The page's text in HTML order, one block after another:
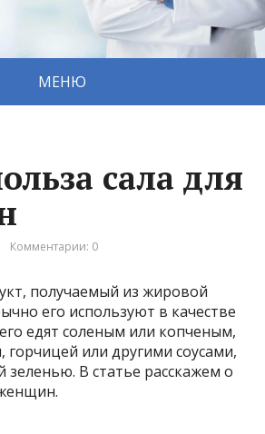
МЕНЮ
сала для
Комментарии: 0
получаемый из жировой
его используют в качестве
едят соленым или копченым,
горчицей или другими соусами,
В статье расскажем о